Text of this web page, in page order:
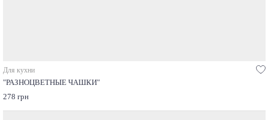
Для кухни
"РАЗНОЦВЕТНЫЕ ЧАШКИ"
278 грн